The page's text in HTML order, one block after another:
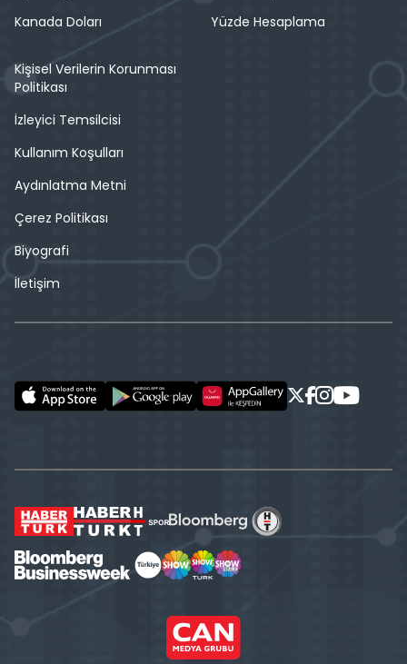
Kanada Doları
Yüzde Hesaplama
Kişisel Verilerin Korunması
Politikası
İzleyici Temsilcisi
Kullanım Koşulları
Aydınlatma Metni
Çerez Politikası
Biyografi
İletişim